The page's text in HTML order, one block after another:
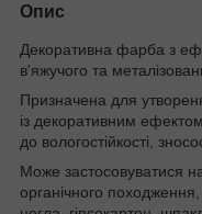
Опис
Декоративна фарба з
в'яжучого та
Призначена для
із декоративним
до вологостійкості,
Може застосовуватися
органічного